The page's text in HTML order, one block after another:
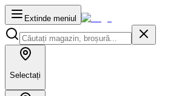
Extinde meniul
Selectați